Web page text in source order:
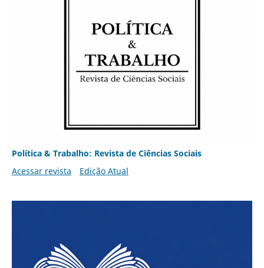
Política & Trabalho: Revista de Ciências Sociais
Acessar revista
Edição Atual